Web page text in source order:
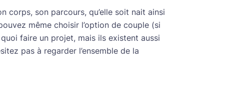
son parcours, qu’elle soit nait ainsi
même choisir l’option de couple (si
faire un projet, mais ils existent aussi
pas à regarder l’ensemble de la